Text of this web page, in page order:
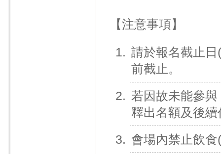
【注意事項】
請於報名截止
前截止。
若因故未能參
釋出名額及後續
會場內禁止飲